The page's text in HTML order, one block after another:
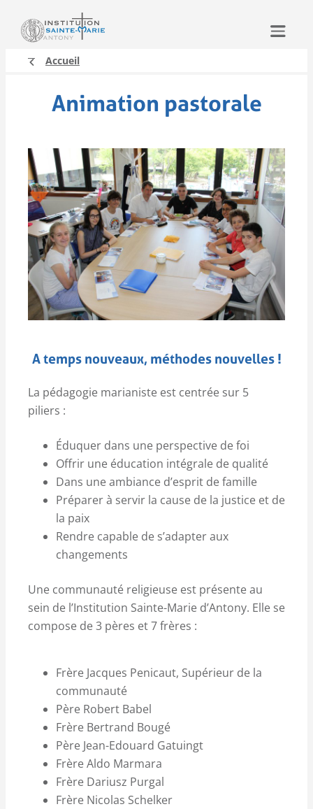
Accueil
Animation pastorale
A temps nouveaux, méthodes nouvelles !
La pédagogie marianiste est centrée sur 5
piliers :
Éduquer dans une perspective de foi
Offrir une éducation intégrale de qualité
Dans une ambiance d’esprit de famille
Préparer à servir la cause de la justice et de
la paix
Rendre capable de s’adapter aux
changements
Une communauté religieuse est présente au
sein de l’Institution Sainte-Marie d’Antony. Elle se
compose de 3 pères et 7 frères :
Frère Jacques Penicaut, Supérieur de la
communauté
Père Robert Babel
Frère Bertrand Bougé
Père Jean-Edouard Gatuingt
Frère Aldo Marmara
Frère Dariusz Purgal
Frère Nicolas Schelker